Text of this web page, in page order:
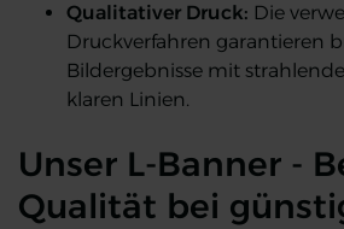
Qualitativer Druck: Die
Druckverfahren garantieren
Bildergebnisse mit
klaren Linien.
Unser L-Banner -
Qualität bei